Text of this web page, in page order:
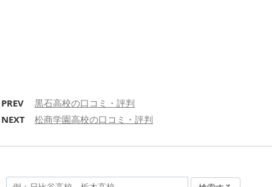
PREV
黒石高校の口コミ・評判
NEXT
松商学園高校の口コミ・評判